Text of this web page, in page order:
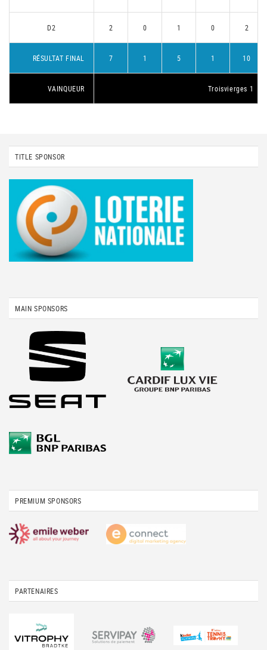
D2 2 0 1 0 2
RÉSULTAT FINAL 7 1 5 1 10
VAINQUEUR Troisvierges 1
TITLE SPONSOR
MAIN SPONSORS
PREMIUM SPONSORS
PARTENAIRES